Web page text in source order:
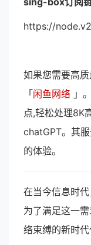
https://
如果您需要高
「 闲鱼网络 」
点,轻松处理8K
chatGPT。其
的体验。
在当今信息时代
为了满足这一
络束缚的新时代